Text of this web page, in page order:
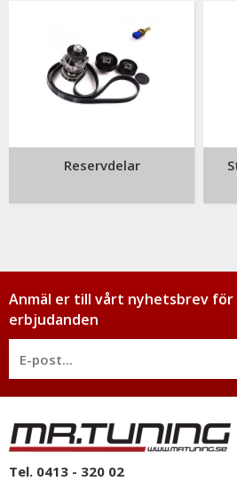
Reservdelar
Anmäl er till vårt nyhetsbrev
erbjudanden
Tel. 0413 - 320 02